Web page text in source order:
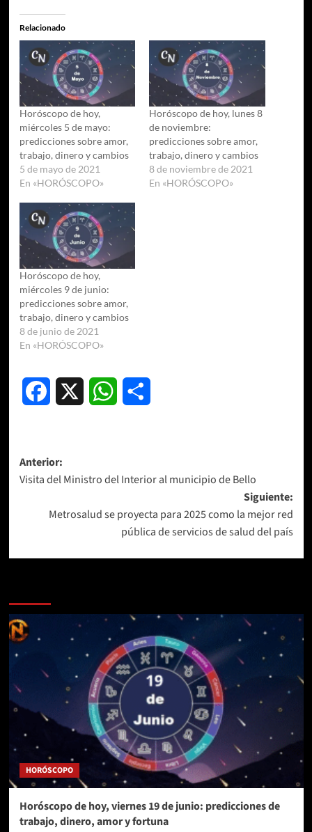
Relacionado
Horóscopo de hoy,
miércoles 5 de mayo:
predicciones sobre amor,
trabajo, dinero y cambios
5 de mayo de 2021
En «HORÓSCOPO»
Horóscopo de hoy, lunes 8
de noviembre:
predicciones sobre amor,
trabajo, dinero y cambios
8 de noviembre de 2021
En «HORÓSCOPO»
Horóscopo de hoy,
miércoles 9 de junio:
predicciones sobre amor,
trabajo, dinero y cambios
8 de junio de 2021
En «HORÓSCOPO»
Facebook WhatsApp
Navegación
de
entradas
Anterior:
Visita del Ministro del Interior al municipio de Bello
Siguiente:
Metrosalud se proyecta para 2025 como la mejor red
pública de servicios de salud del país
HORÓSCOPO
Horóscopo de hoy, viernes 19 de junio: predicciones de
trabajo, dinero, amor y fortuna